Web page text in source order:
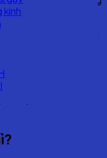
kinh sống của chúng
vực dễ bị ảnh
ngồi làm việc sai
những giải pháp
sử dụng máy
Hãy cùng
ngạc nhiên của
cổ qua bài viết dưới